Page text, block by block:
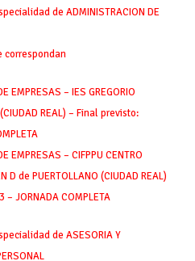
de ADMINISTRACION DE
correspondan
EMPRESAS – IES GREGORIO
REAL) – Final previsto:
EMPRESAS – CIFPPU CENTRO
D de PUERTOLLANO (CIUDAD REAL)
JORNADA COMPLETA
de ASESORIA Y